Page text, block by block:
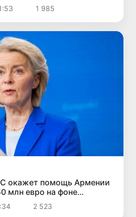
1 985
окажет помощь Армении
млн евро на фоне
в РФ
2 523